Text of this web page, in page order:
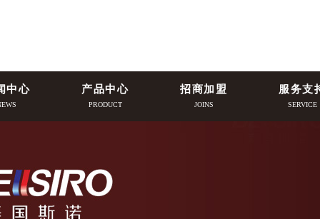
中心 产品中心
PRODUCT
招商加盟
JOINS
服务支
SERVICE